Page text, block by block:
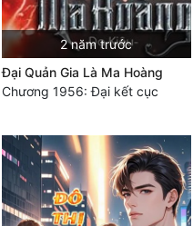
2 năm trước
Đại Quản Gia Là Ma Hoàng
Chương 1956: Đại kết cục